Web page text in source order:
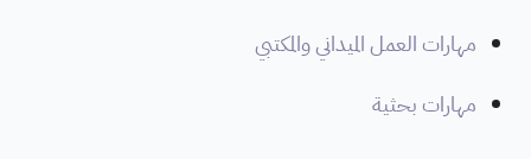
مهارات العمل الميداني والمكتبي
مهارات بحثية